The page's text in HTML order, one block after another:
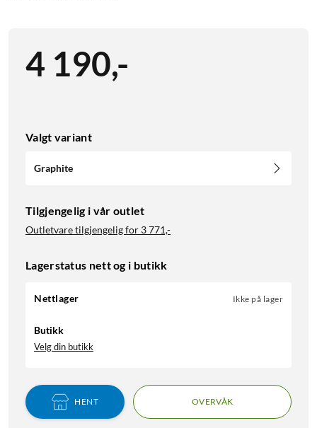
4 190,-
Valgt variant
Graphite
Tilgjengelig i vår outlet
Outletvare tilgjengelig for 3 771,-
Lagerstatus nett og i butikk
Nettlager Ikke på lager
Butikk
Velg din butikk
HENT OVERVÅK